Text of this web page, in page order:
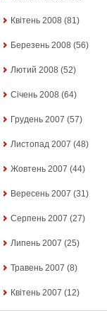
Квітень 2008 (81)
Березень 2008 (56)
Лютий 2008 (52)
Січень 2008 (64)
Грудень 2007 (57)
Листопад 2007 (48)
Жовтень 2007 (44)
Вересень 2007 (31)
Серпень 2007 (27)
Липень 2007 (25)
Травень 2007 (8)
Квітень 2007 (12)